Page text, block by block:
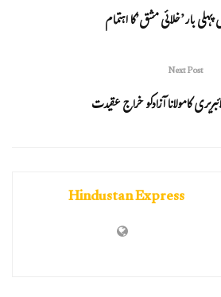
بار’خلائی مشق’کا اہتمام
Next Post
کامولانا آزادکو خراج عقیدت
Hindustan Express